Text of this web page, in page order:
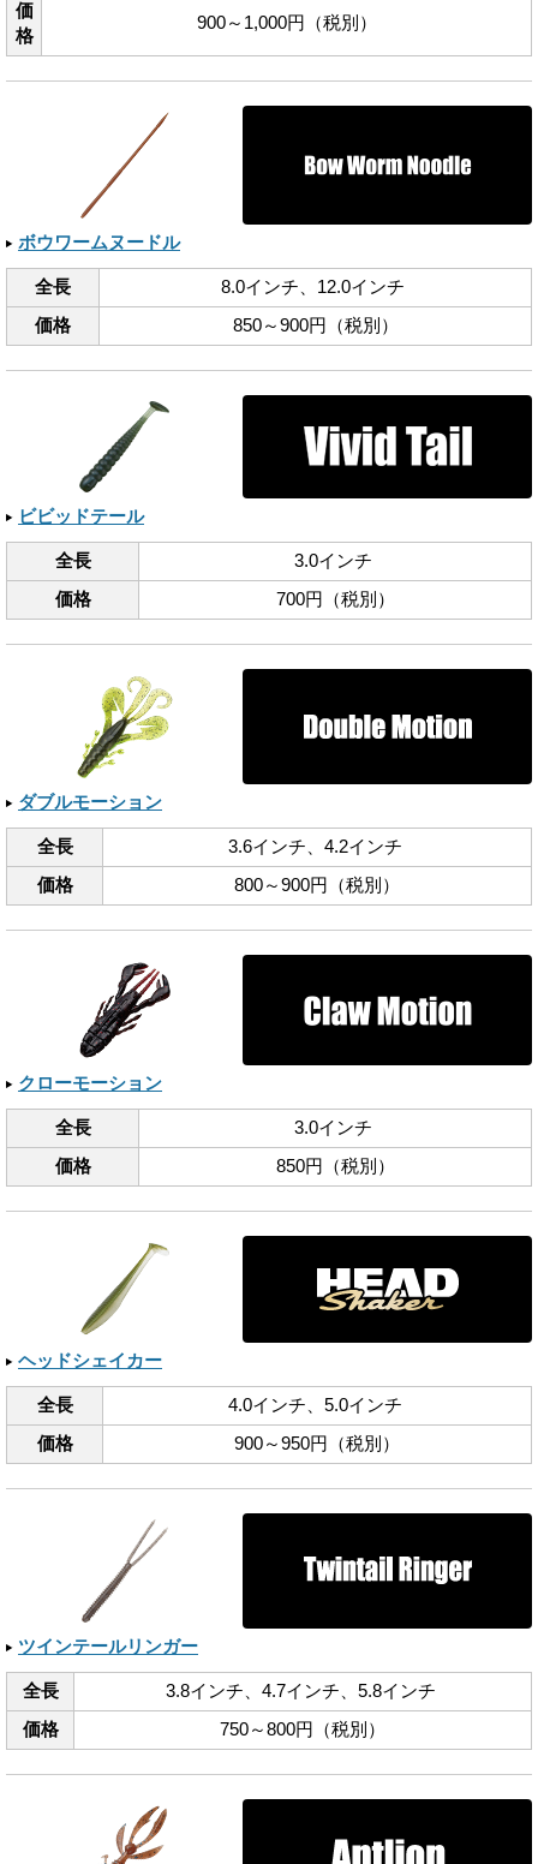
価
格
900～1,000円（税別）
ボウワームヌードル
全長
8.0インチ、​12.0インチ
価格
850～900円（税別）
ビビッドテール
全長
3.0インチ
価格
700円（税別）
ダブルモーション
全長
3.6インチ、​4.2インチ
価格
800～900円（税別）
クローモーション
全長
3.0インチ
価格
850円（税別）
ヘッドシェイカー
全長
4.0インチ、​5.0インチ
価格
900～950円（税別）
ツインテールリンガー
全長
3.8インチ、​4.7インチ、​5.8インチ
価格
750～800円（税別）